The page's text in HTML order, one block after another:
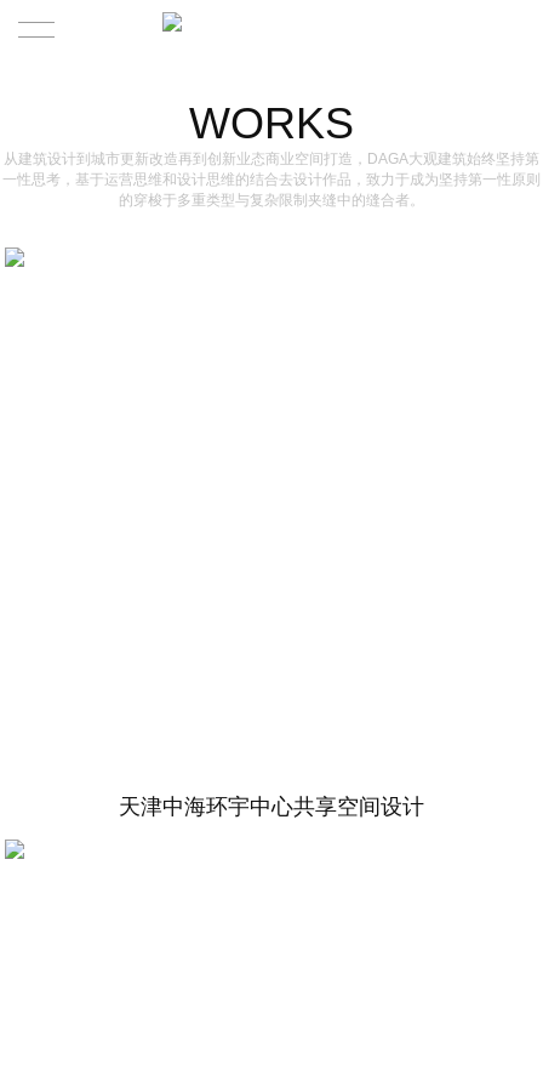
WORKS
从建筑设计到城市更新改造再到创新业态商业空间打造，DAGA大观建筑始终坚持第
一性思考，基于运营思维和设计思维的结合去设计作品，致力于成为坚持第一性原则
的穿梭于多重类型与复杂限制夹缝中的缝合者。
天津中海环宇中心共享空间设计
WORKS
ABOUT DAGA